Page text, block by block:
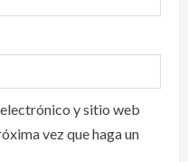
y sitio web
vez que haga un